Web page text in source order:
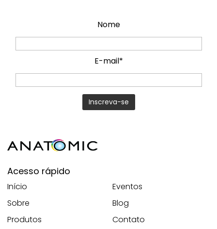
Nome
E-mail*
Acesso rápido
Início
Sobre
Produtos
Eventos
Blog
Contato